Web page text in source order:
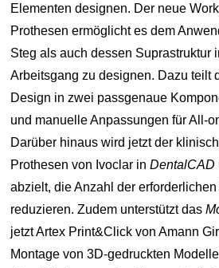
Elementen designen. Der neue
Prothesen ermöglicht es dem
Steg als auch dessen Suprastruktur
Arbeitsgang zu designen. Dazu teilt
Design in zwei passgenaue
und manuelle Anpassungen für All-
Darüber hinaus wird jetzt der
Prothesen von Ivoclar inDentalCAD
abzielt, die Anzahl der
reduzieren. Zudem unterstützt das
jetzt Artex Print&Click von Amann
Montage von 3D-gedruckten